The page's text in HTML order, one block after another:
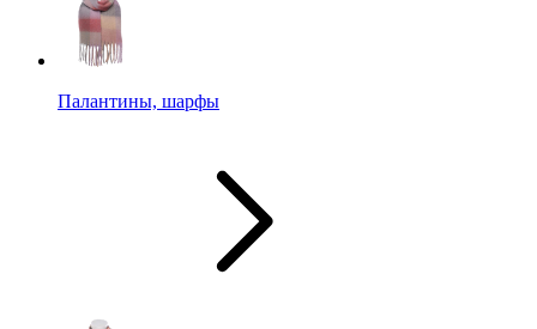
Палантины, шарфы